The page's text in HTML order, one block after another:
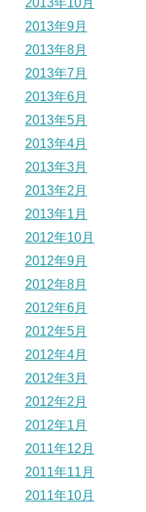
2013年9月
2013年8月
2013年7月
2013年6月
2013年5月
2013年4月
2013年3月
2013年2月
2013年1月
2012年10月
2012年9月
2012年8月
2012年6月
2012年5月
2012年4月
2012年3月
2012年2月
2012年1月
2011年12月
2011年11月
2011年10月